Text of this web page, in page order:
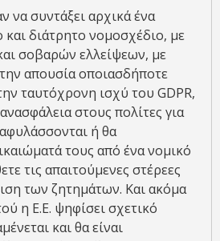
να συντάξει αρχικά ένα
διάτρητο νομοσχέδιο, με
σοβαρών ελλείψεων, με
απουσία οποιασδήποτε
ταυτόχρονη ισχύ του GDPR,
στους πολίτες για
ή θα
τους από ένα νομικό
τις απαιτούμενες στέρεες
των ζητημάτων. Και ακόμα
η Ε.Ε. ψηφίσει σχετικό
και θα είναι